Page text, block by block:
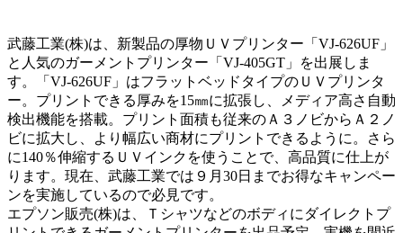
武藤工業(株)は、新製品の厚物ＵＶプリンター「VJ-626UF」
と人気のガーメントプリンター「VJ-405GT」を出展しま
す。「VJ-626UF」はフラットベッドタイプのＵＶプリンタ
ー。プリントできる厚みを15㎜に拡張し、メディア高さ自動
検出機能を搭載。プリント面積も従来のＡ３ノビからＡ２ノ
ビに拡大し、より幅広い商材にプリントできるように。さら
に140％伸縮するＵＶインクを使うことで、高品質に仕上が
ります。現在、武藤工業では９月30日までお得なキャンペー
ンを実施しているので必見です。
エプソン販売(株)は、Ｔシャツなどのボディにダイレクトプ